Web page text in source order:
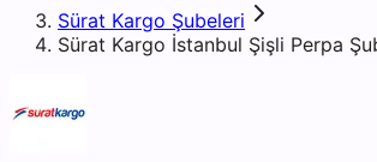
Sürat Kargo Şubeleri
Sürat Kargo İstanbul Şişli Perpa